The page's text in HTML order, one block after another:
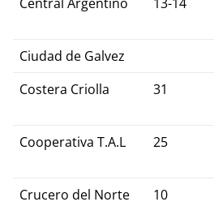
Ciudad de Galvez
Costera Criolla
31
Cooperativa T.A.L 25
Crucero del Norte
10